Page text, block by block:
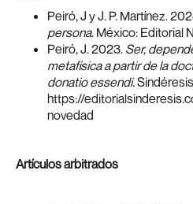
Peiró, J y J. P. Martínez.
persona. México: Editorial
Peiró, J. 2023. Ser,
metafísica a partir de la
donatio essendi.
https://
novedad
Artículos arbitrados